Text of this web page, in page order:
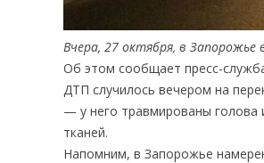
Вчера, 27 октября, в
Об этом сообщает пресс-
ДТП случилось вечером на
— у него травмированы голова
тканей.
Напомним, в Запорожье